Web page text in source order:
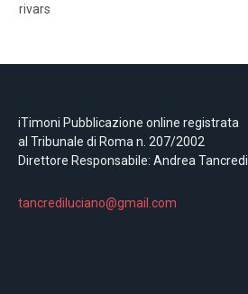
rivars
iTimoni Pubblicazione online registrata
al Tribunale di Roma n. 207/2002
Direttore Responsabile: Andrea Tancredi
tancrediluciano@gmail.com